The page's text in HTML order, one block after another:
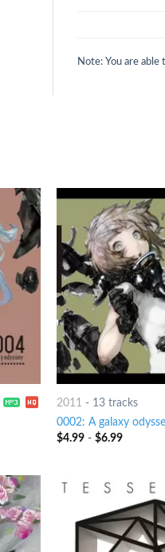
Note: You are
2011 - 13 tracks
0002: A galaxy
$4.99- $6.99